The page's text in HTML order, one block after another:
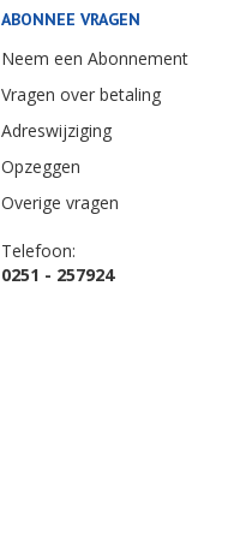
ABONNEE VRAGEN
Neem een Abonnement
Vragen over betaling
Adreswijziging
Opzeggen
Overige vragen
Telefoon:
0251 - 257924